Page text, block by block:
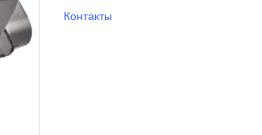
Контакты